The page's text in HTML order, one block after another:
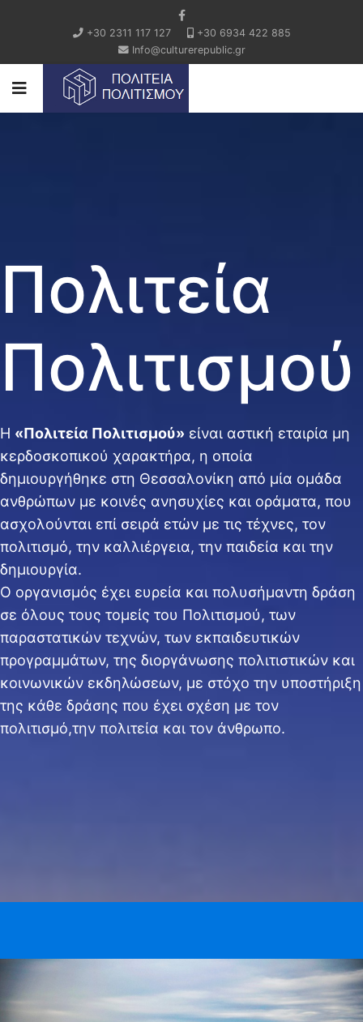
+30 2311 117 127
+30 6934 422 885
Info@culturerepublic.gr
Πολιτεία
Πολιτισμού
Η «Πολιτεία Πολιτισμού» είναι αστική εταιρία μη
κερδοσκοπικού χαρακτήρα, η οποία
δημιουργήθηκε στη Θεσσαλονίκη από μία ομάδα
ανθρώπων με κοινές ανησυχίες και οράματα, που
ασχολούνται επί σειρά ετών με τις τέχνες, τον
πολιτισμό, την καλλιέργεια, την παιδεία και την
δημιουργία.
Ο οργανισμός έχει ευρεία και πολυσήμαντη δράση
σε όλους τους τομείς του Πολιτισμού, των
παραστατικών τεχνών, των εκπαιδευτικών
προγραμμάτων, της διοργάνωσης πολιτιστικών και
κοινωνικών εκδηλώσεων, με στόχο την υποστήριξη
της κάθε δράσης που έχει σχέση με τον
πολιτισμό,την πολιτεία και τον άνθρωπο.